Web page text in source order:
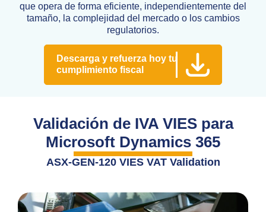
que opera de forma eficiente, independientemente del
tamaño, la complejidad del mercado o los cambios
regulatorios.
Descarga y refuerza hoy tu
cumplimiento fiscal
Validación de IVA VIES para
Microsoft Dynamics 365
ASX-GEN-120 VIES VAT Validation